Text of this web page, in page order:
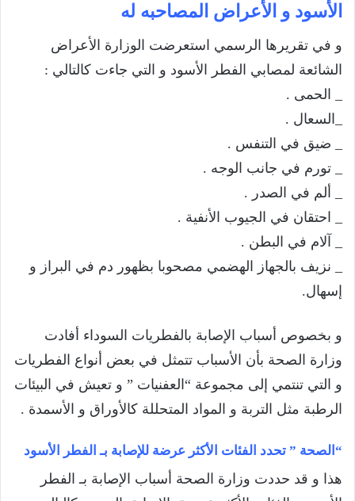
الأسود و الأعراض المصاحبه له
و في تقريرها الرسمي استعرضت الوزارة الأعراض
الشائعة لمصابي الفطر الأسود و التي جاءت كالتالي :
_ الحمى .
_السعال .
_ ضيق في التنفس .
_ تورم في جانب الوجه .
_ ألم في الصدر .
_ احتقان في الجيوب الأنفية .
_ آلام في البطن .
_ نزيف بالجهاز الهضمي مصحوبا بظهور دم في البراز و
إسهال.
و بخصوص أسباب الإصابة بالفطريات السوداء أفادت
وزارة الصحة بأن الأسباب تتمثل في بعض أنواع الفطريات
و التي تنتمي إلى مجموعة “العفنيات ” و تعيش في البيئات
الرطبة مثل التربة و المواد المتحللة كالأوراق و الأسمدة .
“الصحة ” تحدد الفئات الأكثر عرضة للإصابة بـ الفطر الأسود
هذا و قد حددت وزارة الصحة أسباب الإصابة بـ الفطر